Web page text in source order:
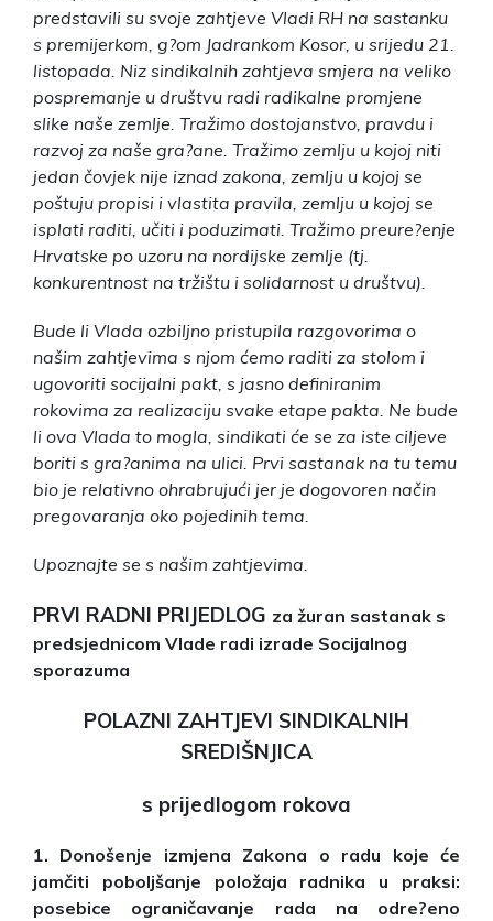
predstavili su svoje zahtjeve Vladi RH na sastanku
s premijerkom, g?om Jadrankom Kosor, u srijedu 21.
listopada. Niz sindikalnih zahtjeva smjera na veliko
pospremanje u društvu radi radikalne promjene
slike naše zemlje. Tražimo dostojanstvo, pravdu i
razvoj za naše gra?ane. Tražimo zemlju u kojoj niti
jedan čovjek nije iznad zakona, zemlju u kojoj se
poštuju propisi i vlastita pravila, zemlju u kojoj se
isplati raditi, učiti i poduzimati. Tražimo preure?enje
Hrvatske po uzoru na nordijske zemlje (tj.
konkurentnost na tržištu i solidarnost u društvu).
Bude li Vlada ozbiljno pristupila razgovorima o
našim zahtjevima s njom ćemo raditi za stolom i
ugovoriti socijalni pakt, s jasno definiranim
rokovima za realizaciju svake etape pakta. Ne bude
li ova Vlada to mogla, sindikati će se za iste ciljeve
boriti s gra?anima na ulici. Prvi sastanak na tu temu
bio je relativno ohrabrujući jer je dogovoren način
pregovaranja oko pojedinih tema.
Upoznajte se s našim zahtjevima.
PRVI RADNI PRIJEDLOG za žuran sastanak s
predsjednicom Vlade radi izrade Socijalnog
sporazuma
POLAZNI ZAHTJEVI SINDIKALNIH
SREDIŠNJICA
s prijedlogom rokova
1. Donošenje izmjena Zakona o radu koje će
jamčiti poboljšanje položaja radnika u praksi:
posebice ograničavanje rada na odre?eno